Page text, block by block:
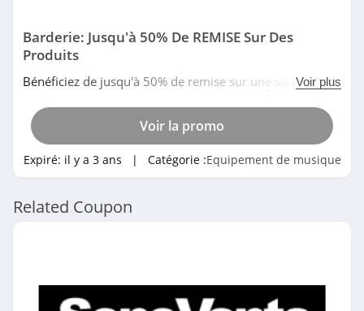
Barderie: Jusqu'à 50% De REMISE Sur Des
Produits
Bénéficiez de jusqu'à 50% de remise sur une sélection
rater!
Voir plus
Voir la promo
Expiré: il y a 3 ans | Catégorie :Equipement de musique
Related Coupon